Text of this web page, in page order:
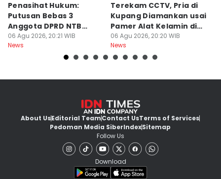
Penasihat Hukum:
Putusan Bebas 3
Anggota DPRD NTB
Bersifat Final
06 Agu 2026, 20:21 WIB
News
Terekam CCTV, Pria di
Kupang Diamankan usai
Pamer Alat Kelamin di
Kios
06 Agu 2026, 20:20 WIB
News
About UsEditorial TeamContact UsTerms of Services
Pedoman Media SiberIndexSitemap
Follow Us
Download